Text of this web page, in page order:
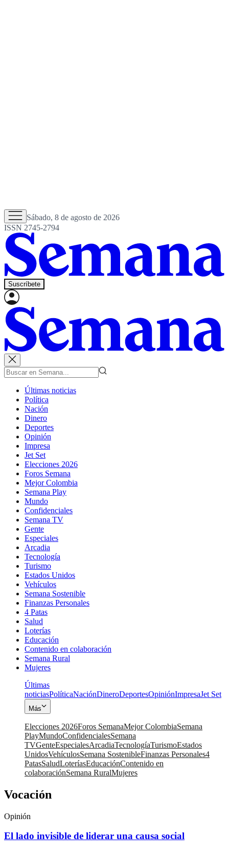
Sábado, 8 de agosto de 2026
ISSN 2745-2794
Suscríbete
Últimas noticias
Política
Nación
Dinero
Deportes
Opinión
Impresa
Jet Set
Elecciones 2026
Foros Semana
Mejor Colombia
Semana Play
Mundo
Confidenciales
Semana TV
Gente
Especiales
Arcadia
Tecnología
Turismo
Estados Unidos
Vehículos
Semana Sostenible
Finanzas Personales
4 Patas
Salud
Loterías
Educación
Contenido en colaboración
Semana Rural
Mujeres
Últimas
noticiasPolíticaNaciónDineroDeportesOpiniónImpresaJet Set
Más
Elecciones 2026Foros SemanaMejor ColombiaSemana
PlayMundoConfidencialesSemana
TVGenteEspecialesArcadiaTecnologíaTurismoEstados
UnidosVehículosSemana SostenibleFinanzas Personales4
PatasSaludLoteríasEducaciónContenido en
colaboraciónSemana RuralMujeres
Vocación
Opinión
El lado invisible de liderar una causa social